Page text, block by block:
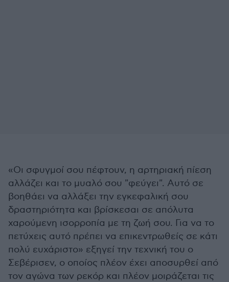
«Οι σφυγμοί σου πέφτουν, η αρτηριακή πίεση
αλλάζει και το μυαλό σου "φεύγει". Αυτό σε
βοηθάει να αλλάξει την εγκεφαλική σου
δραστηριότητα και βρίσκεσαι σε απόλυτα
χαρούμενη ισορροπία με τη ζωή σου. Για να το
πετύχεις αυτό πρέπει να επικεντρωθείς σε κάτι
πολύ ευχάριστο» εξηγεί την τεχνική του ο
Σεβέρισεν, ο οποίος πλέον έχει αποσυρθεί από
τον αγώνα των ρεκόρ και πλέον μοιράζεται τις